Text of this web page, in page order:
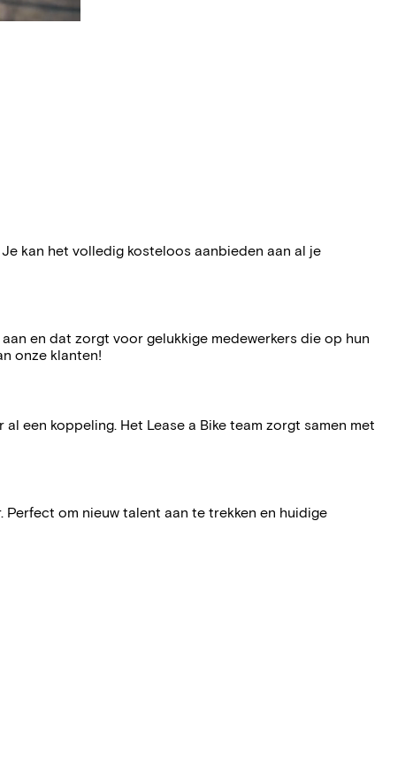
kan het volledig kosteloos aanbieden aan al je
en dat zorgt voor gelukkige medewerkers die op hun
onze klanten!
een koppeling. Het Lease a Bike team zorgt samen met
om nieuw talent aan te trekken en huidige